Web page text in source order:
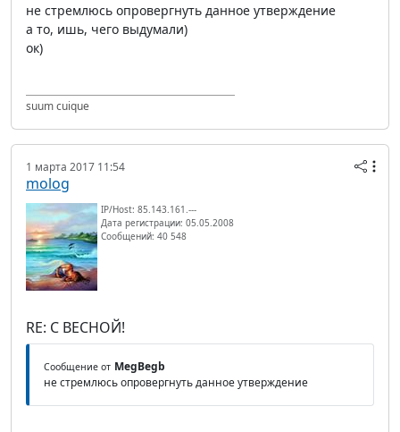
не стремлюсь опровергнуть данное утверждение
а то, ишь, чего выдумали)
ок)
suum cuique
1 марта 2017 11:54
molog
IP/Host: 85.143.161.---
Дата регистрации: 05.05.2008
Сообщений: 40 548
RE: С ВЕСНОЙ!
Сообщение от MegBegb
не стремлюсь опровергнуть данное утверждение